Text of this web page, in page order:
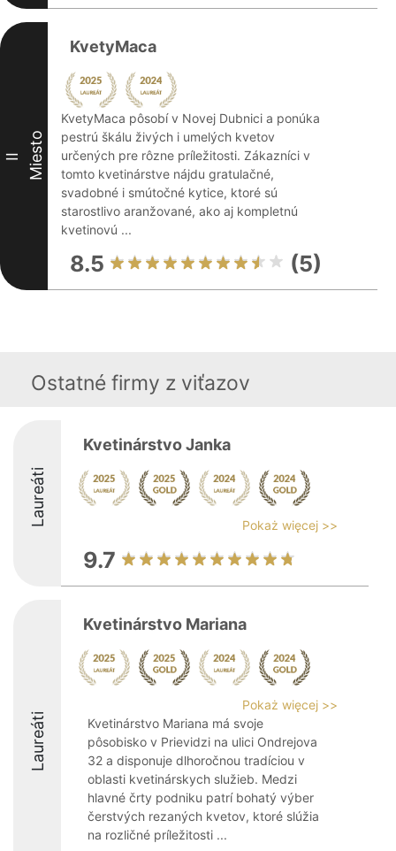
II Miesto
KvetyMaca
KvetyMaca pôsobí v Novej Dubnici a ponúka
pestrú škálu živých i umelých kvetov
určených pre rôzne príležitosti. Zákazníci v
tomto kvetinárstve nájdu gratulačné,
svadobné i smútočné kytice, ktoré sú
starostlivo aranžované, ako aj kompletnú
kvetinovú ...
8.5 (5)
Ostatné firmy z viťazov
Laureáti
Kvetinárstvo Janka
Pokaż więcej >>
9.7
Laureáti
Kvetinárstvo Mariana
Pokaż więcej >>
Kvetinárstvo Mariana má svoje
pôsobisko v Prievidzi na ulici Ondrejova
32 a disponuje dlhoročnou tradíciou v
oblasti kvetinárskych služieb. Medzi
hlavné črty podniku patrí bohatý výber
čerstvých rezaných kvetov, ktoré slúžia
na rozličné príležitosti ...